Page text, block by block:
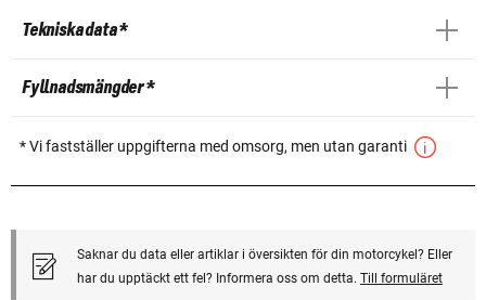
Tekniska data *
Fyllnadsmängder *
* Vi fastställer uppgifterna med omsorg, men utan garanti
Saknar du data eller artiklar i översikten för din motorcykel? Eller
har du upptäckt ett fel? Informera oss om detta. Till formuläret